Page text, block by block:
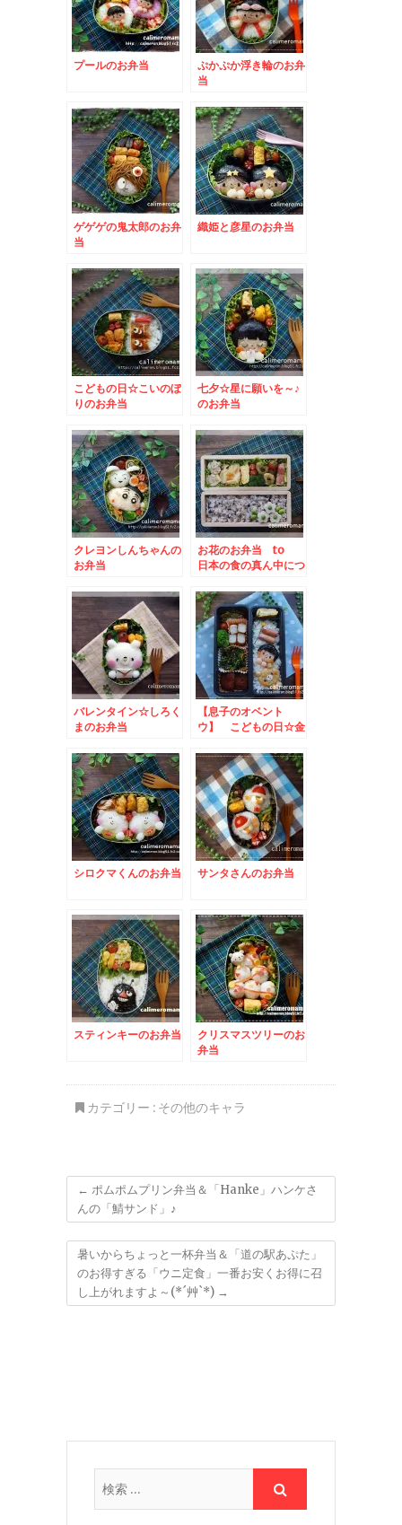
プールのお弁当
ぷかぷか浮き輪のお弁
当
ゲゲゲの鬼太郎のお弁
当
織姫と彦星のお弁当
こどもの日☆こいのぼ
りのお弁当
七夕☆星に願いを～♪
のお弁当
クレヨンしんちゃんの
お弁当
お花のお弁当 to
日本の食の真ん中につ
ンペーン
バレンタイン☆しろく
まのお弁当
【息子のオベント
ウ】 こどもの日☆金
シロクマくんのお弁当 サンタさんのお弁当
スティンキーのお弁当
クリスマスツリーのお
弁当
カテゴリー : その他のキャラ
← ポムポムプリン弁当＆「Hanke」ハンケさ
んの「鯖サンド」♪
暑いからちょっと一杯弁当＆「道の駅あぷた」
のお得すぎる「ウニ定食」一番お安くお得に召
し上がれますよ～(*´艸`*) →